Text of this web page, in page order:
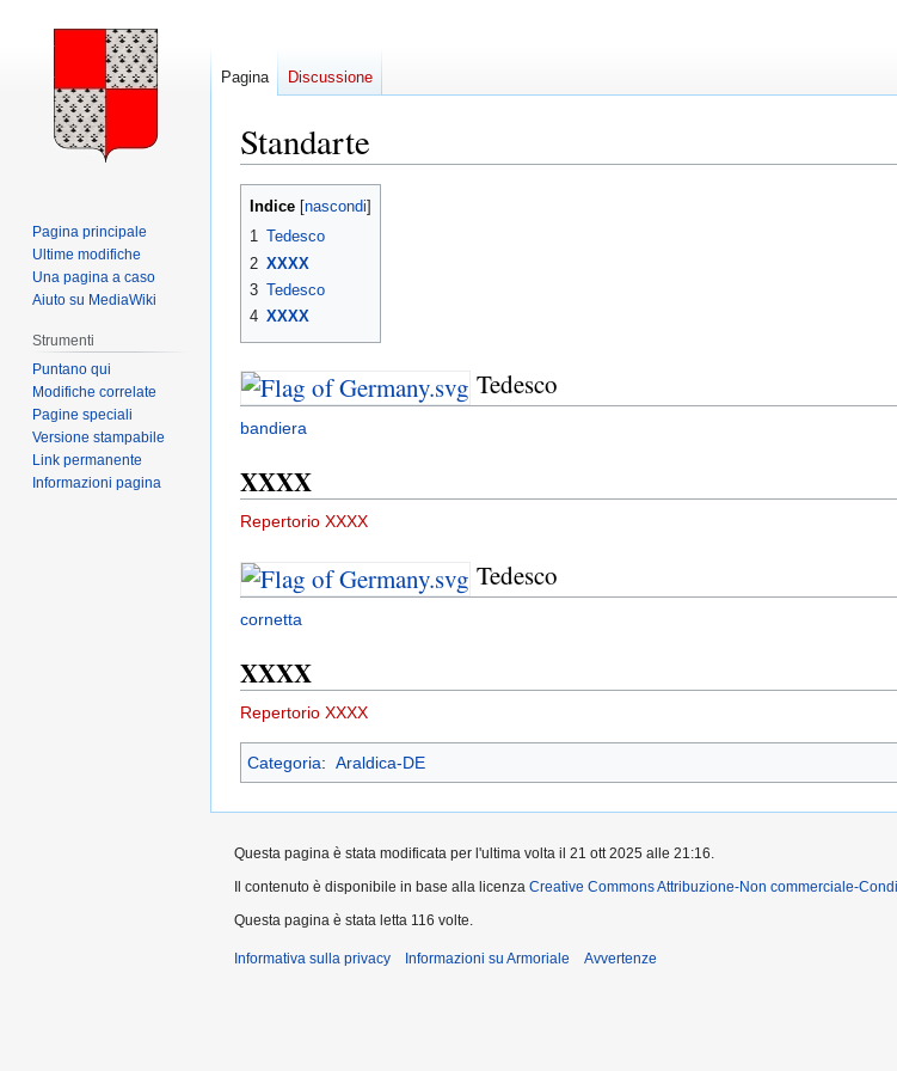
Standarte
VaiVai
Indice
1 Tedesco
2 XXXX
3 Tedesco
4 XXXX
Tedesco
bandiera
XXXX
Repertorio XXXX
Tedesco
cornetta
XXXX
Repertorio XXXX
Categoria: Araldica-DE
Pagina Discussione
Pagina principale
Ultime modifiche
Una pagina a caso
Aiuto su MediaWiki
Strumenti
Puntano qui
Modifiche correlate
Pagine speciali
Versione stampabile
Link permanente
Informazioni pagina
Questa pagina è stata modificata per l'ultima volta il 21 ott 2025 alle 21:16.
Il contenuto è disponibile in base alla licenza Creative Commons Attribuzione-Non commerciale-
Questa pagina è stata letta 116 volte.
Informativa sulla privacy Informazioni su Armoriale Avvertenze